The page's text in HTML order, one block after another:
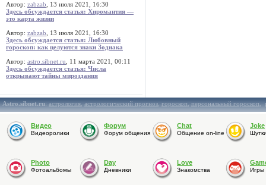
Автор: zabzab , 13 июля 2021, 16:30
Здесь обсуждается статья: Хиромантия —
это карта жизни
Автор: zabzab , 13 июля 2021, 16:30
Здесь обсуждается статья: Любовный
гороскоп: как целуются знаки Зодиака
Автор: astro.sibnet.ru , 11 марта 2021, 00:11
Здесь обсуждается статья: Числа
открывают тайны мироздания
Astro.sibnet.ru:астрология,астрологический прогноз,гороскоп,персональный гороскоп,
Видео
Видеоролики
Форум
Форум общения
Chat
Общение on-line
Joke
Photo
Фотоальбомы
Day
Дневники
Love
Знакомства Игры